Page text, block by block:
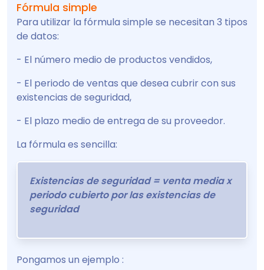
Fórmula simple
Para utilizar la fórmula simple se necesitan 3 tipos
de datos:
- El número medio de productos vendidos,
- El periodo de ventas que desea cubrir con sus
existencias de seguridad,
- El plazo medio de entrega de su proveedor.
La fórmula es sencilla:
Existencias de seguridad = venta media x
periodo cubierto por las existencias de
seguridad
Pongamos un ejemplo :